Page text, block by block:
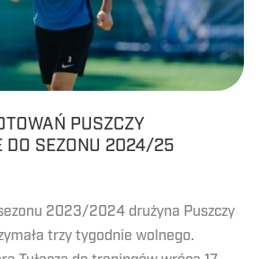
PUSZCZY
DO SEZONU 2024/25
2023/2024 drużyna Puszczy
trzy tygodnie wolnego.